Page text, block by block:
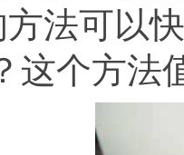
法可以
这个方法